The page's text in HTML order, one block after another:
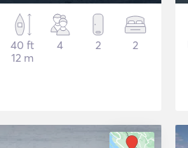
40 ft
12 m
4 2 2